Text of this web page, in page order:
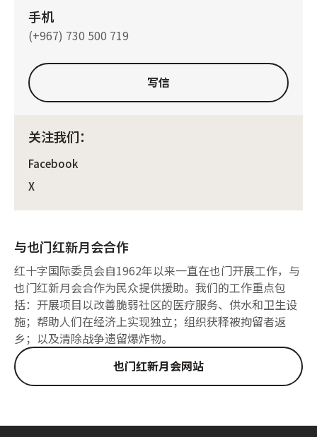
手机
(+967) 730 500 719
写信
关注我们：
Facebook
X
与也门红新月会合作
红十字国际委员会自1962年以来一直在也门开展工作，与
也门红新月会合作为民众提供援助。我们的工作重点包
括：开展项目以改善脆弱社区的医疗服务、供水和卫生设
施；帮助人们在经济上实现独立；组织获释被拘留者返
乡；以及清除战争遗留爆炸物。
也门红新月会网站